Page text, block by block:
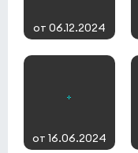
от 06.12.2024
от 16.06.2024